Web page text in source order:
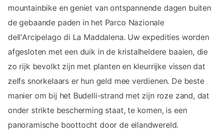
mountainbike en geniet van ontspannende dagen buiten
de gebaande paden in het Parco Nazionale
dell'Arcipelago di La Maddalena. Uw expedities worden
afgesloten met een duik in de kristalheldere baaien, die
zo rijk bevolkt zijn met planten en kleurrijke vissen dat
zelfs snorkelaars er hun geld mee verdienen. De beste
manier om bij het Budelli-strand met zijn roze zand, dat
onder strikte bescherming staat, te komen, is een
panoramische boottocht door de eilandwereld.